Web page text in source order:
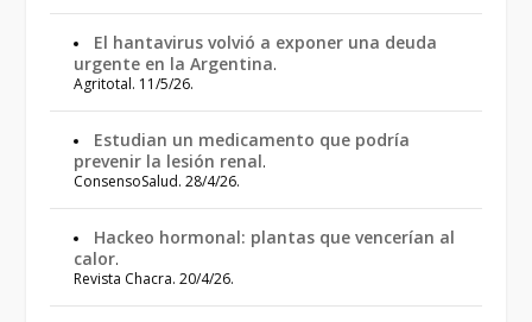
El hantavirus volvió a exponer una deuda
urgente en la Argentina.
Agritotal. 11/5/26.
Estudian un medicamento que podría
prevenir la lesión renal.
ConsensoSalud. 28/4/26.
Hackeo hormonal: plantas que vencerían al
calor.
Revista Chacra. 20/4/26.